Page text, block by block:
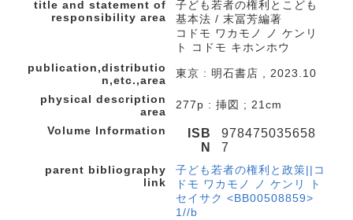
title and statement of
responsibility area
子ども若者の権利とこども
基本法 / 末冨芳編著
コドモ ワカモノ ノ ケンリ
ト コドモ キホンホウ
publication,distributio
n,etc.,area
東京 : 明石書店 , 2023.10
physical description
area
277p : 挿図 ; 21cm
Volume Information
ISB
N
978475035658
7
parent bibliography
link
子ども若者の権利と政策||コ
ドモ ワカモノ ノ ケンリ ト
セイサク <BB00508859>
1//b